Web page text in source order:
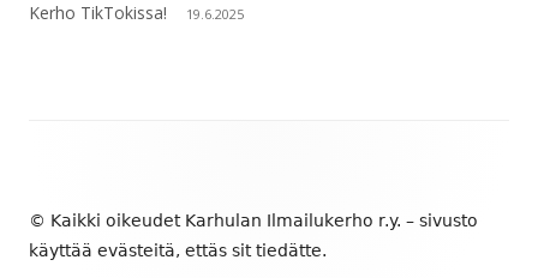
Kerho TikTokissa! 19.6.2025
© Kaikki oikeudet Karhulan Ilmailukerho r.y. – sivusto
käyttää evästeitä, ettäs sit tiedätte.